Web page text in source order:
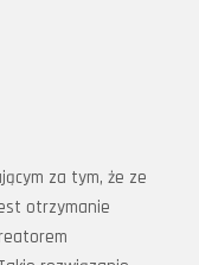
za tym, że ze
otrzymanie